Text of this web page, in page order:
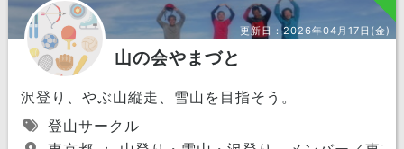
更新日：2026年04月17日(金)
山の会やまづと
沢登り、やぶ山縦走、雪山を目指そう。
登山サークル